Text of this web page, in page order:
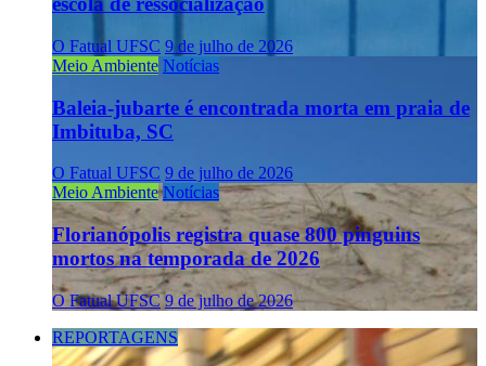
O Fatual UFSC 9 de julho de 2026
Meio Ambiente Notícias
Baleia-jubarte é encontrada morta em praia de
Imbituba, SC
O Fatual UFSC 9 de julho de 2026
Meio Ambiente Notícias
Florianópolis registra quase 800 pinguins
mortos na temporada de 2026
O Fatual UFSC 9 de julho de 2026
REPORTAGENS